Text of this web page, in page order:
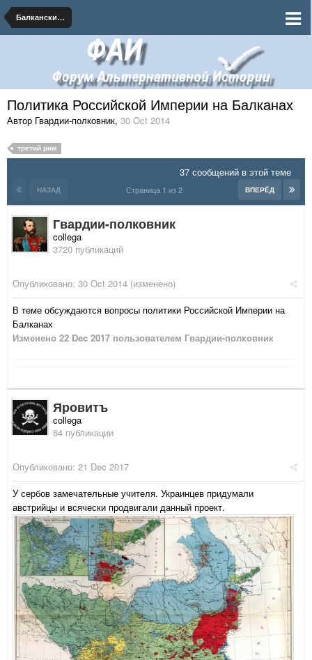
Балканские государства
Политика Российской Империи на Балканах
Автор Гвардии-полковник, 30 Oct 2014
третий рим
37 сообщений в этой теме
НАЗАД ВПЕРЁД
Страница 1 из 2
Гвардии-полковник
collega
3720 публикаций
Опубликовано: 30 Oct 2014 (изменено)
В теме обсуждаются вопросы политики Российской Империи на
Балканах
Изменено 22 Dec 2017 пользователем Гвардии-полковник
Яровитъ
collega
64 публикации
Опубликовано: 21 Dec 2017
У сербов замечательные учителя. Украинцев придумали
австрийцы и всячески продвигали данный проект.